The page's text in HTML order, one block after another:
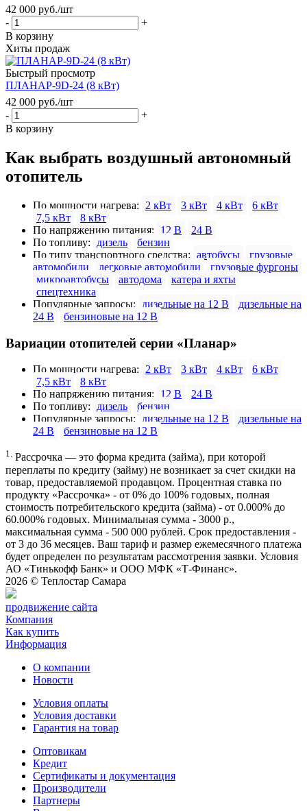
42 000 руб./шт
-
+
В корзину
Хиты продаж
Быстрый просмотр
ПЛАНАР-9D-24 (8 кВт)
42 000 руб./шт
-
+
В корзину
Как выбрать воздушный автономный
отопитель
По мощности нагрева: 2 кВт 3 кВт 4 кВт
6 кВт
7,5 кВт
8 кВт
По напряжению питания:
12 В
24 В
По топливу:
дизель
бензин
По типу транспортного средства: автобусы
грузовые
автомобили
легковые автомобили
грузовые фургоны
микроавтобусы
автодома
катера и яхты
спецтехника
Популярные запросы:
дизельные на 12 В
дизельные на
24 В
бензиновые на 12 В
Вариации отопителей серии «Планар»
По мощности нагрева: 2 кВт 3 кВт 4 кВт
6 кВт
7,5 кВт
8 кВт
По напряжению питания:
12 В
24 В
По топливу: дизель
бензин
Популярные запросы:
дизельные на 12 В
дизельные на
24 В
бензиновые на 12 В
1. Рассрочка — это форма кредита (займа), при которой
переплаты по кредиту (займу) не возникает за счет скидки на
товар, предоставляемой продавцом. Процентная ставка по
продукту «Рассрочка» - от 0% до 100% годовых, полная
стоимость потребительского кредита (займа) - от 0.000% до
60.000% годовых. Минимальная сумма - 3000 р.,
максимальная сумма - 500 000 рублей. Срок предоставления -
от 3 до 36 месяцев. Ваш тариф и размер ежемесячного платежа
будет определен по результатам рассмотрения заявки. Условия
АО «Тинькофф Банк» и ООО МФК «Т-Финанс».
2026 © Теплостар Самара
продвижение сайта
Компания
Как купить
Информация
О компании
Новости
Условия оплаты
Условия доставки
Гарантия на товар
Оптовикам
Кредит
Сертификаты и документация
Производители
Партнеры